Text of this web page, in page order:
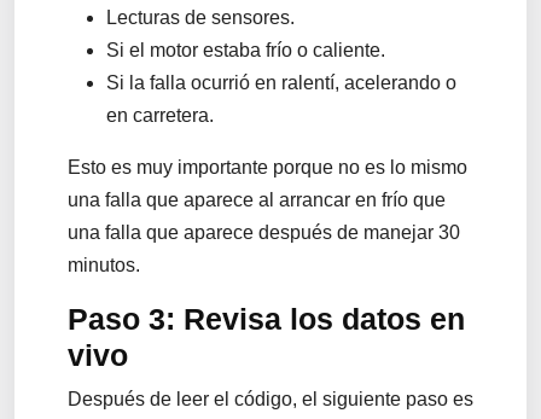
Lecturas de sensores.
Si el motor estaba frío o caliente.
Si la falla ocurrió en ralentí, acelerando o
en carretera.
Esto es muy importante porque no es lo mismo
una falla que aparece al arrancar en frío que
una falla que aparece después de manejar 30
minutos.
Paso 3: Revisa los datos en
vivo
Después de leer el código, el siguiente paso es